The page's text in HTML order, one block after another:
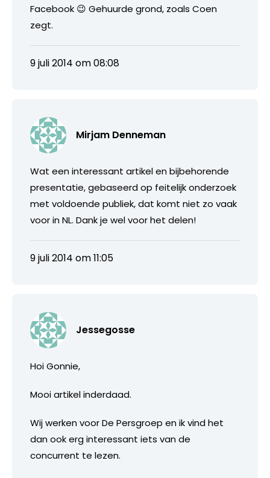
Facebook 😉 Gehuurde grond, zoals Coen
zegt.
9 juli 2014 om 08:08
Mirjam Denneman
Wat een interessant artikel en bijbehorende
presentatie, gebaseerd op feitelijk onderzoek
met voldoende publiek, dat komt niet zo vaak
voor in NL. Dank je wel voor het delen!
9 juli 2014 om 11:05
Jessegosse
Hoi Gonnie,
Mooi artikel inderdaad.
Wij werken voor De Persgroep en ik vind het
dan ook erg interessant iets van de
concurrent te lezen.